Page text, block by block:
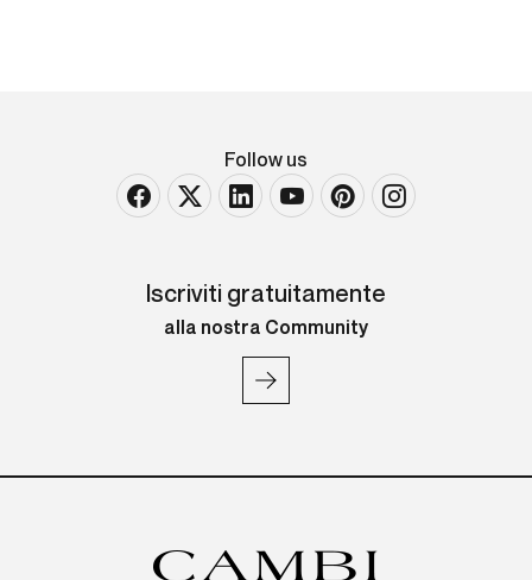
Follow us
Iscriviti gratuitamente
alla nostra Community